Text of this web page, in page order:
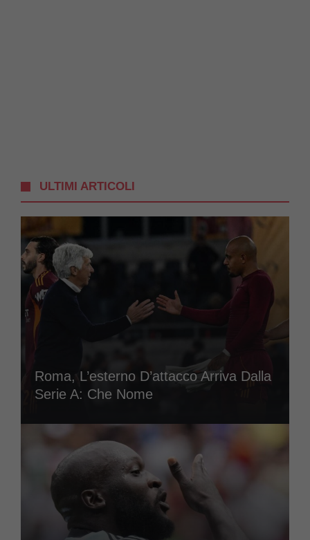
ULTIMI ARTICOLI
Roma, L’esterno D’attacco Arriva Dalla
Serie A: Che Nome